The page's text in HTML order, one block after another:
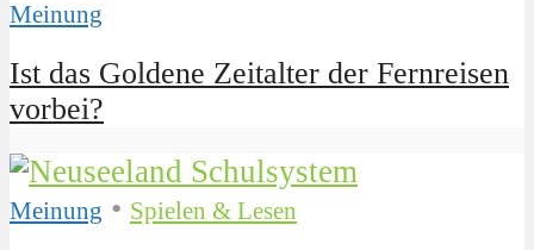
Meinung
Ist das Goldene Zeitalter der Fernreisen
vorbei?
Meinung • Spielen & Lesen